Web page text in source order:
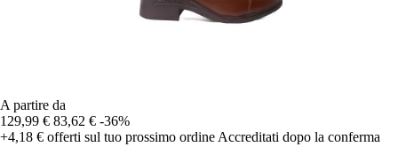
A partire da
129,99 € 83,62 € -36%
+4,18 € offerti sul tuo prossimo ordine Accreditati dopo la conferma